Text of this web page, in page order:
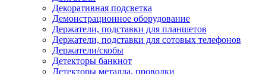
Декоративная подсветка
Демонстрационное оборудование
Держатели, подставки для планшетов
Держатели, подставки для сотовых телефонов
Держатели/скобы
Детекторы банкнот
Детекторы металла, проводки